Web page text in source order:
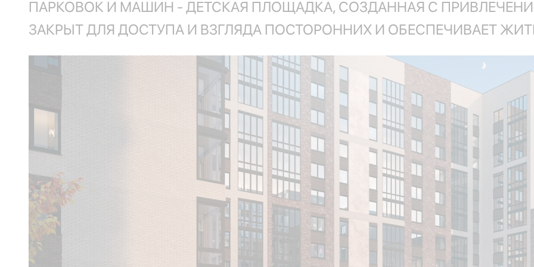
ПАРКОВОК И МАШИН - ДЕТСКАЯ ПЛОЩАДКА, СОЗДАННАЯ С
ЗАКРЫТ ДЛЯ ДОСТУПА И ВЗГЛЯДА ПОСТОРОННИХ И ОБЕСПЕЧИВАЕТ